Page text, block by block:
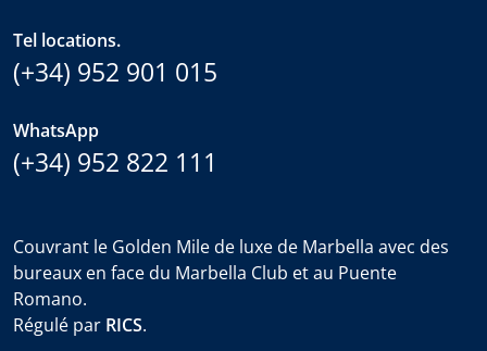
Tel locations.
(+34) 952 901 015
WhatsApp
(+34) 952 822 111
Couvrant le Golden Mile de luxe de Marbella avec des
bureaux en face du Marbella Club et au Puente
Romano.
Régulé par RICS.